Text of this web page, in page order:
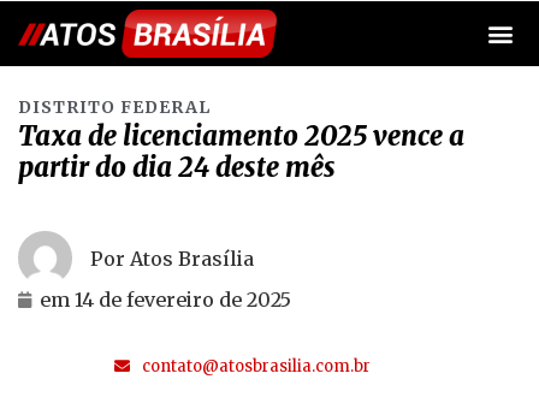
DISTRITO FEDERAL
Taxa de licenciamento 2025 vence a
partir do dia 24 deste mês
Por Atos Brasília
em 14 de fevereiro de 2025
contato@atosbrasilia.com.br